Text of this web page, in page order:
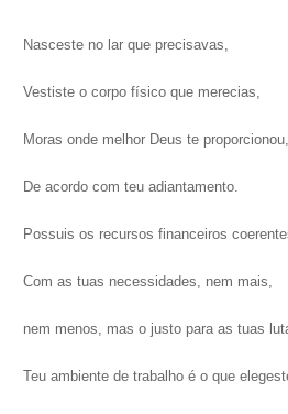
Nasceste no lar que precisavas,
Vestiste o corpo físico que merecias,
Moras onde melhor Deus te proporcionou,
De acordo com teu adiantamento.
Possuis os recursos financeiros
Com as tuas necessidades, nem mais,
nem menos, mas o justo para as tuas
Teu ambiente de trabalho é o que